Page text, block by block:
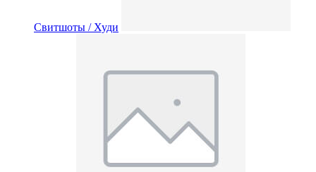
Свитшоты / Худи